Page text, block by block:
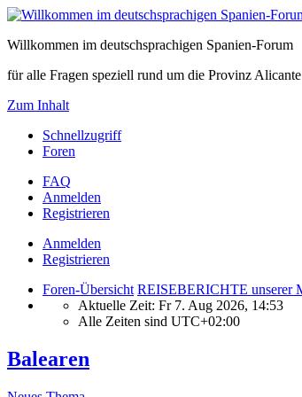
Willkommen im deutschsprachigen Spanien-Forum
für alle Fragen speziell rund um die Provinz
Zum Inhalt
Schnellzugriff
Foren
FAQ
Anmelden
Registrieren
Anmelden
Registrieren
Foren-Übersicht REISEBERICHTE unserer
Aktuelle Zeit: Fr 7. Aug 2026, 14:53
Alle Zeiten sind UTC+02:00
Balearen